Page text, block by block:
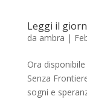
Leggi il
da ambra |
Ora
Senza
sogni e